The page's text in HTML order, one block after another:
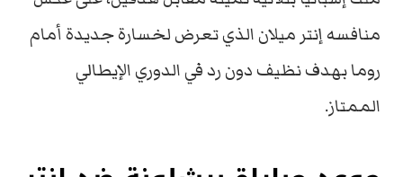
منافسه إنتر ميلان الذي تعرض لخسارة جديدة أمام
روما بهدف نظيف دون رد في الدوري الإيطالي
الممتاز.